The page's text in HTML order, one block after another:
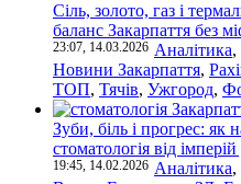
Сіль, золото, газ і
баланс Закарпаття без
23:07, 14.03.2026 Аналітика,
Новини Закарпаття,
ТОП, Тячів, Ужгород,
Зуби, біль і прогрес: як
стоматологія від
19:45, 14.02.2026 Аналітика,